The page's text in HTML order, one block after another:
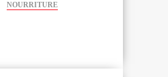
NOURRITURE